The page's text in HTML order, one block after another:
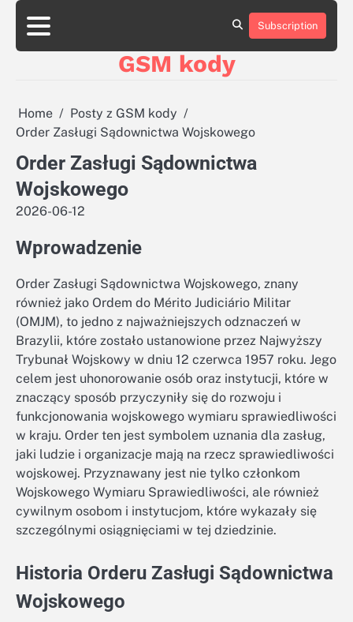
Skip
content
aluminumboatplans.com
dobra-
reklamowe.pl
plywoodboatplans.com
Strony
ujednoznaczniające
aluminumboatplans.com
dobra-
Strony
Kontakt
Kontakt
Subscription
GSM kody
Home
Posty z GSM kody
Order Zasługi Sądownictwa Wojskowego
Order Zasługi Sądownictwa
Wojskowego
2026-06-12
Wprowadzenie
Order Zasługi Sądownictwa Wojskowego, znany
również jako Ordem do Mérito Judiciário Militar
(OMJM), to jedno z najważniejszych odznaczeń w
Brazylii, które zostało ustanowione przez Najwyższy
Trybunał Wojskowy w dniu 12 czerwca 1957 roku. Jego
celem jest uhonorowanie osób oraz instytucji, które w
znaczący sposób przyczyniły się do rozwoju i
funkcjonowania wojskowego wymiaru sprawiedliwości
w kraju. Order ten jest symbolem uznania dla zasług,
jaki ludzie i organizacje mają na rzecz sprawiedliwości
wojskowej. Przyznawany jest nie tylko członkom
Wojskowego Wymiaru Sprawiedliwości, ale również
cywilnym osobom i instytucjom, które wykazały się
szczególnymi osiągnięciami w tej dziedzinie.
Historia Orderu Zasługi Sądownictwa
Wojskowego